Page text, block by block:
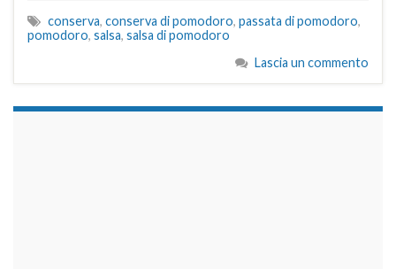
conserva, conserva di pomodoro, passata di pomodoro,
pomodoro, salsa, salsa di pomodoro
Lascia un commento